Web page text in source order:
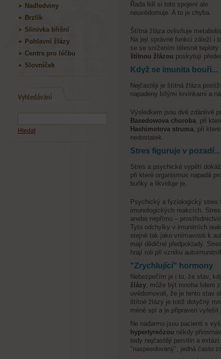
Nadledviny
Brzlík
Slinivka břišní
Pohlavní žlázy
Centra pro léčbu
Slovníček
Hledat
Řada lidí si toto spojení ale
neuvědomuje. A to je chyba.
Štítná žláza ovlivňuje
Na její správné funkci záleží i
se se snížením tělesné
štítnou žlázou poskytují
Když se imunita bouří...
Nejčastěji je štítná žláza
napadeny bílými krvinkami a
Výsledkem jsou dvě zdánlivě
Basedowova choroba, při
Hashimotova struma, při
nedostatek.
Stres figuruje v pozadí...
Stres a psychické vypětí
při které organismus napadá
buňky a likviduje je.
Psychický a fyziologický
imunologických reakcích.
anebo nepřímo –
Tyto odchylky v imunitních
stejně tak jako vnímavosti k
mají dědičné předpoklady.
hrají roli při vzniku
"Zrychlující" hormony
Nebezpečím je i to, že stav,
žlázy, může být mnoha lidem
uvědomovali, že je tento stav
štítné žlázy je totiž dotyčný
méně spí a je připraven vyřešit
Ne nadarmo jsou pacienti s
hypertyreózou někdy
tedy nejčastěji pervitin a
"naspeedovaný", jedná často